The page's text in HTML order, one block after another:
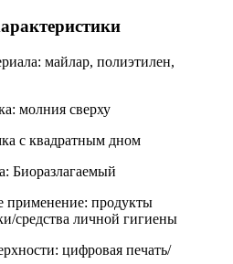
майлар, полиэтилен,
молния сверху
с квадратным дном
Биоразлагаемый
продукты
средства личной гигиены
цифровая печать/